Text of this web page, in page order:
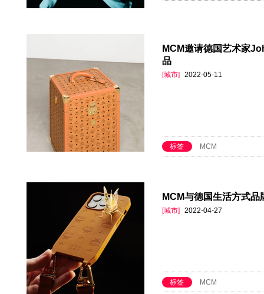
MCM邀请德国艺术家
品
[城市] 2022-05-11
标签 MCM
MCM与德国生活方式
[城市] 2022-04-27
标签 MCM